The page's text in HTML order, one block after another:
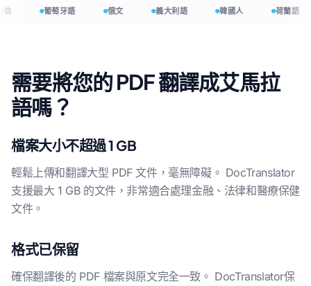
葡萄牙語 俄文 義大利語 韓國人 荷蘭語
需要將您的 PDF 翻譯成艾馬拉
語嗎？
檔案大小不超過 1 GB
輕鬆上傳和翻譯大型 PDF 文件，毫無障礙。 DocTranslator
支援最大 1 GB 的文件，非常適合處理金融、法律和醫療保健
文件。
格式已保留
確保翻譯後的 PDF 檔案與原文完全一致。 DocTranslator保